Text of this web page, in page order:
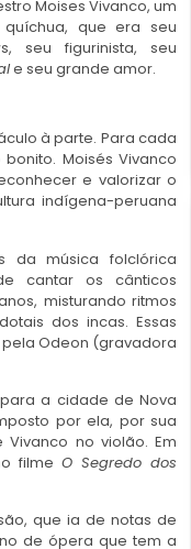
Moises Vivanco, um
que era seu
seu figurinista, seu
e seu grande amor.
à parte. Para cada
Moisés Vivanco
e valorizar o
indígena-peruana
da música folclórica
cantar os cânticos
misturando ritmos
dos incas. Essas
Odeon (gravadora
a cidade de Nova
por ela, por sua
no violão. Em
filme O Segredo dos
que ia de notas de
de ópera que tem a